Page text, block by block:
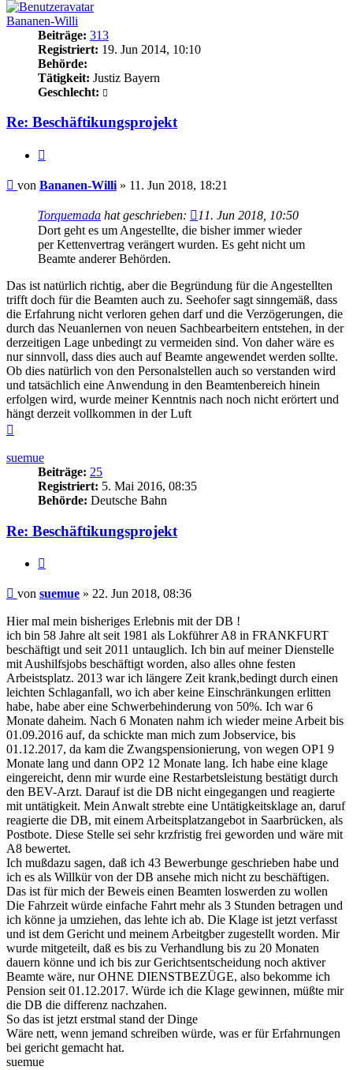
Bananen-Willi
Beiträge: 313
Registriert: 19. Jun 2014, 10:10
Behörde:
Tätigkeit: Justiz Bayern
Geschlecht:
Re: Beschäftikungsprojekt
Beitrag
von Bananen-Willi » 11. Jun 2018, 18:21
Torquemada hat geschrieben:
11. Jun 2018, 10:50
Dort geht es um Angestellte, die bisher immer wieder
per Kettenvertrag verängert wurden. Es geht nicht um
Beamte anderer Behörden.
Das ist natürlich richtig, aber die Begründung für die Angestellten
trifft doch für die Beamten auch zu. Seehofer sagt sinngemäß, dass
die Erfahrung nicht verloren gehen darf und die Verzögerungen, die
durch das Neuanlernen von neuen Sachbearbeitern entstehen, in der
derzeitigen Lage unbedingt zu vermeiden sind. Von daher wäre es
nur sinnvoll, dass dies auch auf Beamte angewendet werden sollte.
Ob dies natürlich von den Personalstellen auch so verstanden wird
und tatsächlich eine Anwendung in den Beamtenbereich hinein
erfolgen wird, wurde meiner Kenntnis nach noch nicht erörtert und
hängt derzeit vollkommen in der Luft
suemue
Beiträge: 25
Registriert: 5. Mai 2016, 08:35
Behörde: Deutsche Bahn
Re: Beschäftikungsprojekt
Beitrag
von suemue » 22. Jun 2018, 08:36
Hier mal mein bisheriges Erlebnis mit der DB !
ich bin 58 Jahre alt seit 1981 als Lokführer A8 in FRANKFURT
beschäftigt und seit 2011 untauglich. Ich bin auf meiner Dienstelle
mit Aushilfsjobs beschäftigt worden, also alles ohne festen
Arbeistsplatz. 2013 war ich längere Zeit krank,bedingt durch einen
leichten Schlaganfall, wo ich aber keine Einschränkungen erlitten
habe, habe aber eine Schwerbehinderung von 50%. Ich war 6
Monate daheim. Nach 6 Monaten nahm ich wieder meine Arbeit bis
01.09.2016 auf, da schickte man mich zum Jobservice, bis
01.12.2017, da kam die Zwangspensionierung, von wegen OP1 9
Monate lang und dann OP2 12 Monate lang. Ich habe eine klage
eingereicht, denn mir wurde eine Restarbetsleistung bestätigt durch
den BEV-Arzt. Darauf ist die DB nicht eingegangen und reagierte
mit untätigkeit. Mein Anwalt strebte eine Untätigkeitsklage an, daruf
reagierte die DB, mit einem Arbeitsplatzangebot in Saarbrücken, als
Postbote. Diese Stelle sei sehr krzfristig frei geworden und wäre mit
A8 bewertet.
Ich mußdazu sagen, daß ich 43 Bewerbunge geschrieben habe und
ich es als Willkür von der DB ansehe mich nicht zu beschäftigen.
Das ist für mich der Beweis einen Beamten loswerden zu wollen
Die Fahrzeit würde einfache Fahrt mehr als 3 Stunden betragen und
ich könne ja umziehen, das lehte ich ab. Die Klage ist jetzt verfasst
und ist dem Gericht und meinem Arbeitgber zugestellt worden. Mir
wurde mitgeteilt, daß es bis zu Verhandlung bis zu 20 Monaten
dauern könne und ich bis zur Gerichtsentscheidung noch aktiver
Beamte wäre, nur OHNE DIENSTBEZÜGE, also bekomme ich
Pension seit 01.12.2017. Würde ich die Klage gewinnen, müßte mir
die DB die differenz nachzahen.
So das ist jetzt erstmal stand der Dinge
Wäre nett, wenn jemand schreiben würde, was er für Erfahrnungen
bei gericht gemacht hat.
suemue